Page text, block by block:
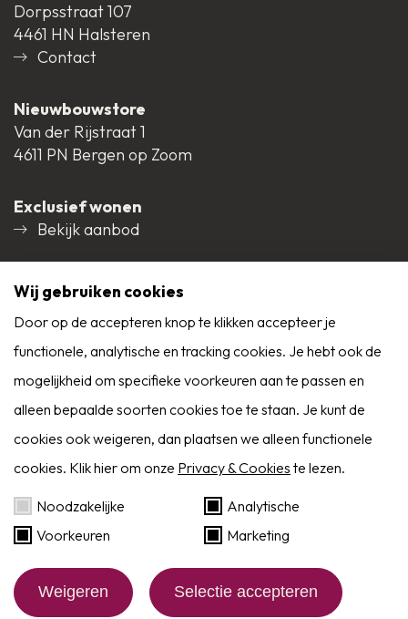
Dorpsstraat 107
4461 HN Halsteren
Contact
Nieuwbouwstore
Van der Rijstraat 1
4611 PN Bergen op Zoom
Exclusief wonen
Bekijk aanbod
Social media
Reviews
Alle reviews
9,0
Website by:
BlackDesk
KvK: 20102358
Zoekservice
Eerder op de hoogte dan Funda? Schrijf je in
als zoeker!
Wij gebruiken cookies
Door op de accepteren knop te klikken accepteer je
functionele, analytische en tracking cookies. Je hebt ook de
mogelijkheid om specifieke voorkeuren aan te passen en
alleen bepaalde soorten cookies toe te staan. Je kunt de
cookies ook weigeren, dan plaatsen we alleen functionele
cookies. Klik hier om onze Privacy & Cookies te lezen.
Noodzakelijke
Analytische
Voorkeuren
Marketing
Weigeren Selectie accepteren